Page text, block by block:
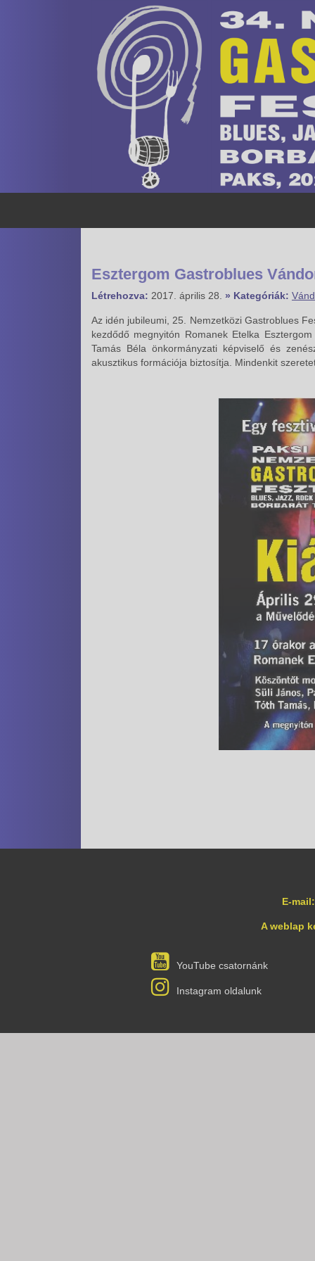
Esztergom Gastroblues
Létrehozva: 2017. április 28. » Kategóriák:
Az idén jubileumi, 25. Nemzetközi Gastroblues
kezdődő megnyitón Romanek Etelka
Tamás Béla önkormányzati képviselő és
akusztikus formációja biztosítja. Mindenkit
E-mail:
A weblap
YouTube csatornánk
Instagram oldalunk